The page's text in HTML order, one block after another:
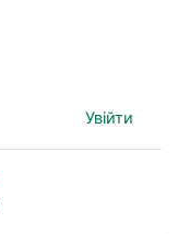
Увійти